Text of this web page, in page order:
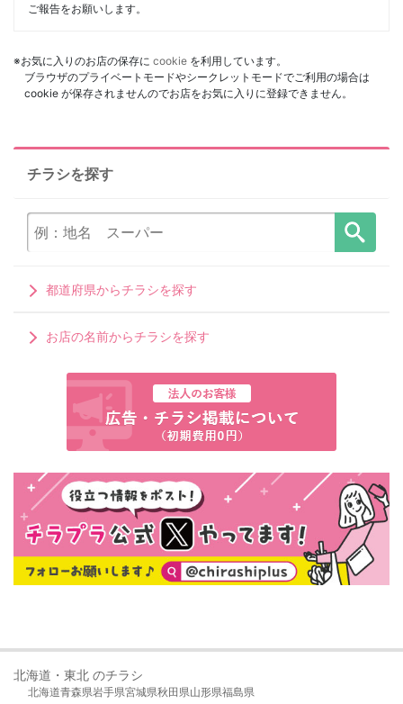
ご報告をお願いします。
※お気に入りのお店の保存に cookie を利用しています。
ブラウザのプライベートモードやシークレットモードでご利用の場合は
cookie が保存されませんのでお店をお気に入りに登録できません。
チラシを探す
都道府県からチラシを探す
お店の名前からチラシを探す
北海道・東北 のチラシ
北海道青森県岩手県宮城県秋田県山形県福島県